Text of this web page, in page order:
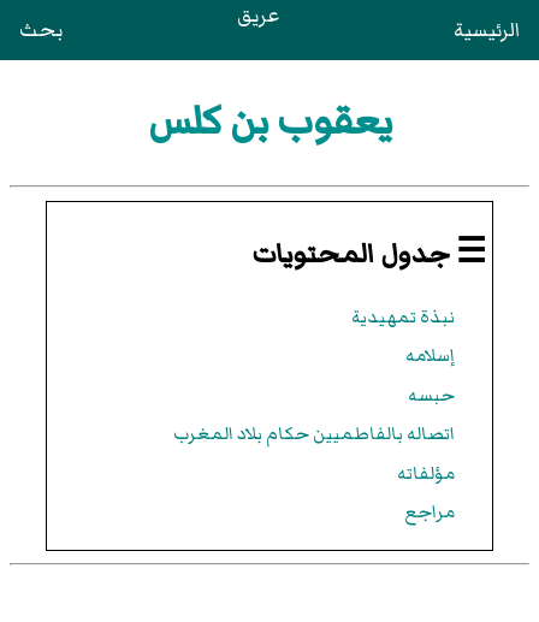
الرئيسية عريق بحث
يعقوب بن كلس
☰ جدول المحتويات
نبذة تمهيدية
إسلامه
حبسه
اتصاله بالفاطميين حكام بلاد المغرب
مؤلفاته
مراجع